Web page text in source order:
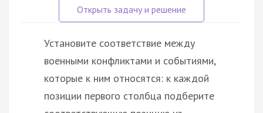
Установите соответствие между
военными конфликтами и событиями,
которые к ним относятся: к каждой
позиции первого столбца подберите